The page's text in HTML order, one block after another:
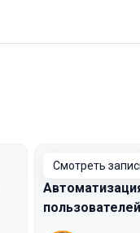
Смотреть